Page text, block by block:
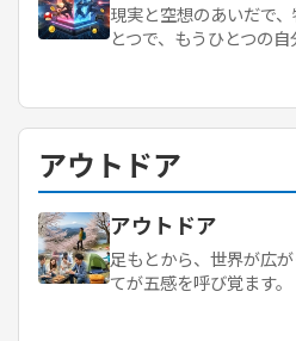
現実と空想のあいだで
とつで、もうひとつの自
アウトドア
アウトドア
足もとから、世界が広
てが五感を呼び覚ます。